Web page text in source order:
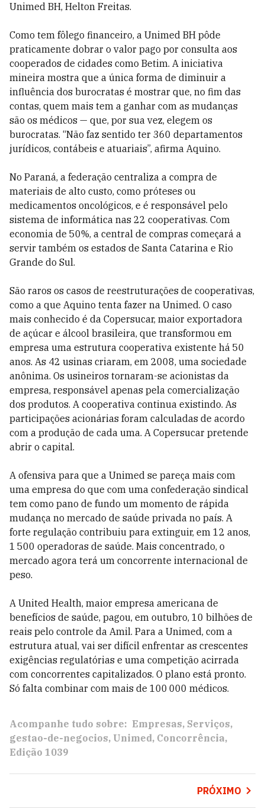
Unimed BH, Helton Freitas.
Como tem fôlego financeiro, a Unimed BH pôde
praticamente dobrar o valor pago por consulta aos
cooperados de cidades como Betim. A iniciativa
mineira mostra que a única forma de diminuir a
influência dos burocratas é mostrar que, no fim das
contas, quem mais tem a ganhar com as mudanças
são os médicos — que, por sua vez, elegem os
burocratas. “Não faz sentido ter 360 departamentos
jurídicos, contábeis e atuariais”, afirma Aquino.
No Paraná, a federação centraliza a compra de
materiais de alto custo, como próteses ou
medicamentos oncológicos, e é responsável pelo
sistema de informática nas 22 cooperativas. Com
economia de 50%, a central de compras começará a
servir também os estados de Santa Catarina e Rio
Grande do Sul.
São raros os casos de reestruturações de cooperativas,
como a que Aquino tenta fazer na Unimed. O caso
mais conhecido é da Copersucar, maior exportadora
de açúcar e álcool brasileira, que transformou em
empresa uma estrutura cooperativa existente há 50
anos. As 42 usinas criaram, em 2008, uma sociedade
anônima. Os usineiros tornaram-se acionistas da
empresa, responsável apenas pela comercialização
dos produtos. A cooperativa continua existindo. As
participações acionárias foram calculadas de acordo
com a produção de cada uma. A Copersucar pretende
abrir o capital.
A ofensiva para que a Unimed se pareça mais com
uma empresa do que com uma confederação sindical
tem como pano de fundo um momento de rápida
mudança no mercado de saúde privada no país. A
forte regulação contribuiu para extinguir, em 12 anos,
1 500 operadoras de saúde. Mais concentrado, o
mercado agora terá um concorrente internacional de
peso.
A United Health, maior empresa americana de
benefícios de saúde, pagou, em outubro, 10 bilhões de
reais pelo controle da Amil. Para a Unimed, com a
estrutura atual, vai ser difícil enfrentar as crescentes
exigências regulatórias e uma competição acirrada
com concorrentes capitalizados. O plano está pronto.
Só falta combinar com mais de 100 000 médicos.
Acompanhe tudo sobre: Empresas Serviços
gestao-de-negocios Unimed Concorrência
Edição 1039
PRÓXIMO